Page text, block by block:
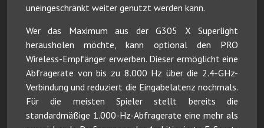
uneingeschränkt weiter genutzt werden kann.
Wer das Maximum aus der G305 X Superlight
herausholen möchte, kann optional den PRO
Wireless-Empfänger erwerben. Dieser ermöglicht eine
Abfragerate von bis zu 8.000 Hz über die 2.4-GHz-
Verbindung und reduziert die Eingabelatenz nochmals.
Für die meisten Spieler stellt bereits die
standardmäßige 1.000-Hz-Abfragerate eine mehr als